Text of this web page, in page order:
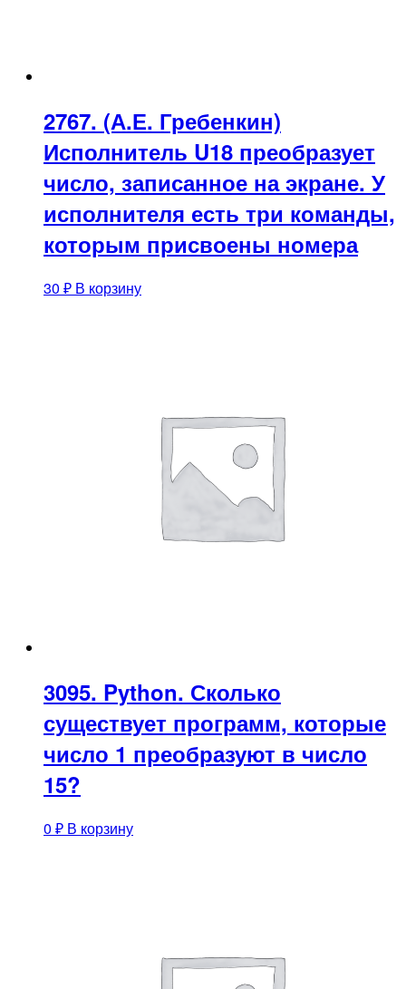
2767. (А.Е. Гребенкин)
Исполнитель U18 преобразует
число, записанное на экране. У
исполнителя есть три команды,
которым присвоены номера
30 ₽ В корзину
3095. Python. Сколько
существует программ, которые
число 1 преобразуют в число
15?
0 ₽ В корзину